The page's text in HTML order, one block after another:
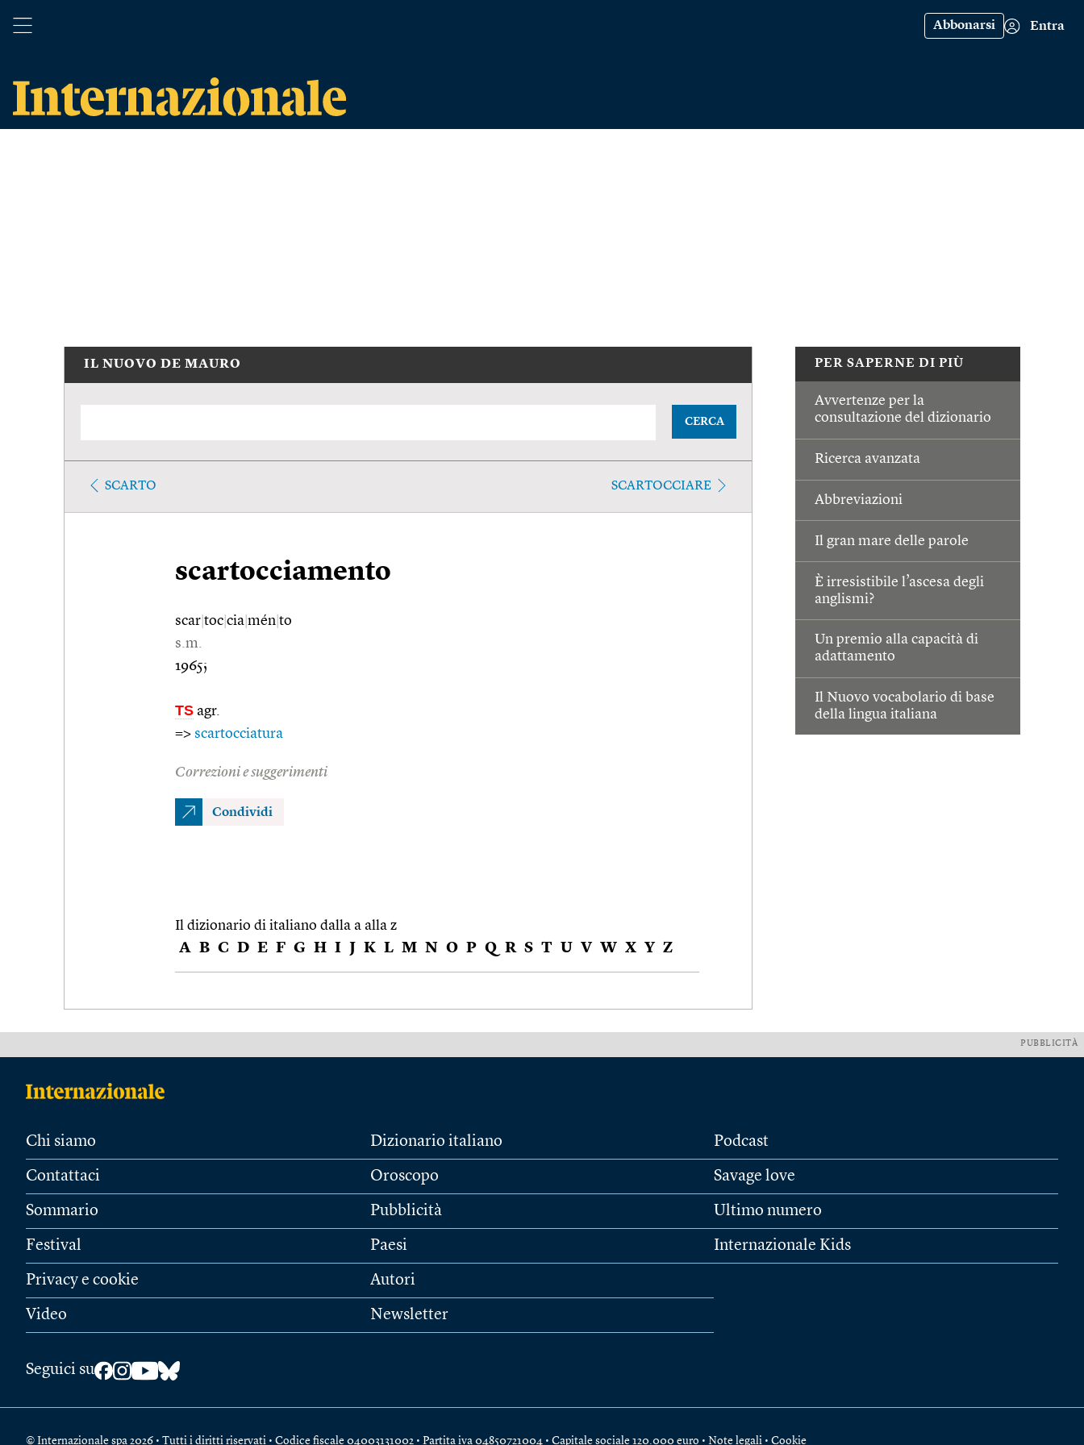
Abbonarsi Entra
PER SAPERNE DI PIÙ
Avvertenze per la
consultazione del dizionario
Ricerca avanzata
Abbreviazioni
Il gran mare delle parole
È irresistibile l’ascesa degli
anglismi?
Un premio alla capacità di
adattamento
Il Nuovo vocabolario di base
della lingua italiana
IL NUOVO DE MAURO
CERCA
SCARTO SCARTOCCIARE
scartocciamento
scar toc cia mén to
s.m.
1965;
TS agr.
=> scartocciatura
Correzioni e suggerimenti
Condividi
Il dizionario di italiano dalla a alla z
A B C D E F G H I J K L M N O P Q R S T U V W X Y Z
PUBBLICITÀ
Chi siamo
Contattaci
Sommario
Festival
Privacy e cookie
Video
Dizionario italiano
Oroscopo
Pubblicità
Paesi
Autori
Newsletter
Podcast
Savage love
Ultimo numero
Internazionale Kids
Seguici su
© Internazionale spa 2026 • Tutti i diritti riservati • Codice fiscale 04003131002 • Partita iva 04850721004 • Capitale sociale 120.000 euro • Note legali • Cookie